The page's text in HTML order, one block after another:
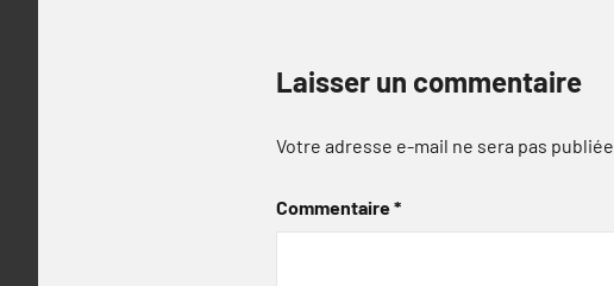
Laisser un commentaire
Votre adresse e-mail ne sera pas publiée.
Commentaire*